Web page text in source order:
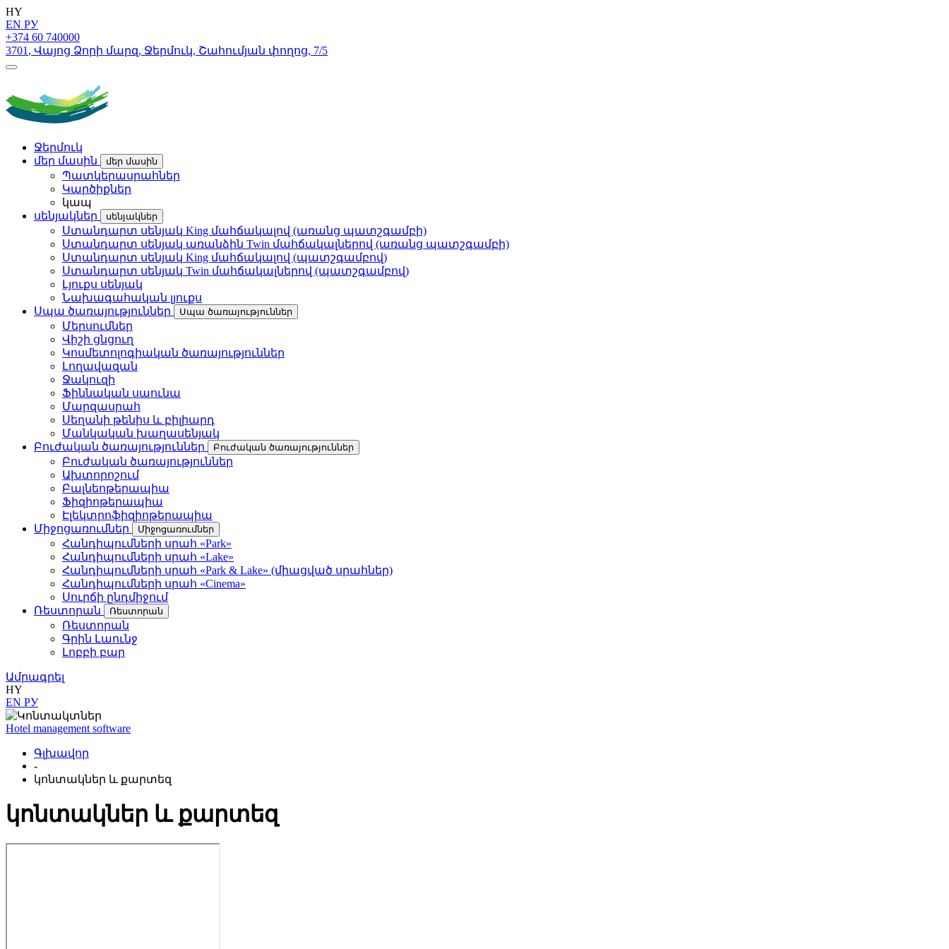
HY
EN РУ
+374 60 740000
3701 , Վայոց Ձորի մարզ, Ջերմուկ, Շահումյան փողոց, 7/5
Ջերմուկ
մեր մասին
մեր մասին
Պատկերասրահներ
Կարծիքներ
կապ
սենյակներ
սենյակներ
Ստանդարտ սենյակ King մահճակալով (առանց պատշգամբի)
Ստանդարտ սենյակ առանձին Twin մահճակալներով (առանց պատշգամբի)
Ստանդարտ սենյակ King մահճակալով (պատշգամբով)
Ստանդարտ սենյակ Twin մահճակալներով (պատշգամբով)
Լյուքս սենյակ
Նախագահական լյուքս
Սպա ծառայություններ
Սպա ծառայություններ
Մերսումներ
Վիշի ցնցուղ
Կոսմետոլոգիական ծառայություններ
Լողավազան
Ջակուզի
Ֆիննական սաունա
Մարզասրահ
Սեղանի թենիս և բիլիարդ
Մանկական խաղասենյակ
Բուժական ծառայություններ
Բուժական ծառայություններ
Բուժական ծառայություններ
Ախտորոշում
Բալնեոթերապիա
Ֆիզիոթերապիա
Էլեկտրոֆիզիոթերապիա
Միջոցառումներ
Միջոցառումներ
Հանդիպումների սրահ «Park»
Հանդիպումների սրահ «Lake»
Հանդիպումների սրահ «Park & Lake» (միացված սրահներ)
Հանդիպումների սրահ «Cinema»
Սուրճի ընդմիջում
Ռեստորան
Ռեստորան
Ռեստորան
Գրին Լաունջ
Լոբբի բար
Ամրագրել
HY
EN РУ
Hotel management software
Գլխավոր
-
կոնտակներ և քարտեզ
կոնտակներ և քարտեզ